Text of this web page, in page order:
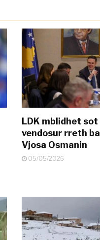
LDK mblidhet
vendosur rreth
Vjosa Osmanin
05/05/2026